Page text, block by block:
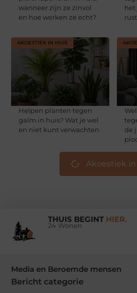
wanneer zijn ze zinvol
en hoe werken ze echt?
het
AKOESTIEK IN HUIS
Helpen planten tegen
galm in huis? Wat je wel
en niet kunt verwachten
de
Akoestiek
THUIS BEGINT HIER.
24 Wonen
Media en Beroemde mensen
Bericht categorie